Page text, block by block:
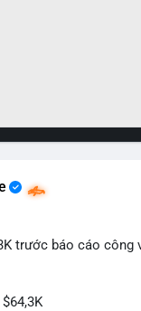
trước báo cáo công